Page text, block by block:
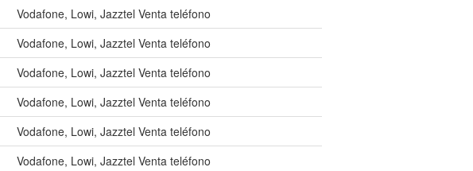
Vodafone, Lowi, Jazztel Venta teléfono
Vodafone, Lowi, Jazztel Venta teléfono
Vodafone, Lowi, Jazztel Venta teléfono
Vodafone, Lowi, Jazztel Venta teléfono
Vodafone, Lowi, Jazztel Venta teléfono
Vodafone, Lowi, Jazztel Venta teléfono